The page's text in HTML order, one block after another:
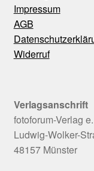
Impressum
AGB
Widerruf
Verlagsanschrift
fotoforum-Verlag
Ludwig-Wolker-
48157 Münster